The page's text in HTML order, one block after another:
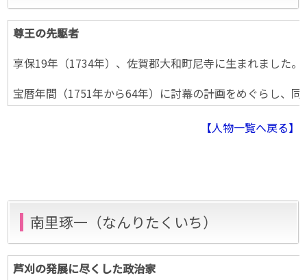
尊王の先駆者
享保19年（1734年）、佐賀郡大和町尼寺に生まれました
宝暦年間（1751年から64年）に討幕の計画をめぐらし、
【人物一覧へ戻る】
南里琢一（なんりたくいち）
芦刈の発展に尽くした政治家